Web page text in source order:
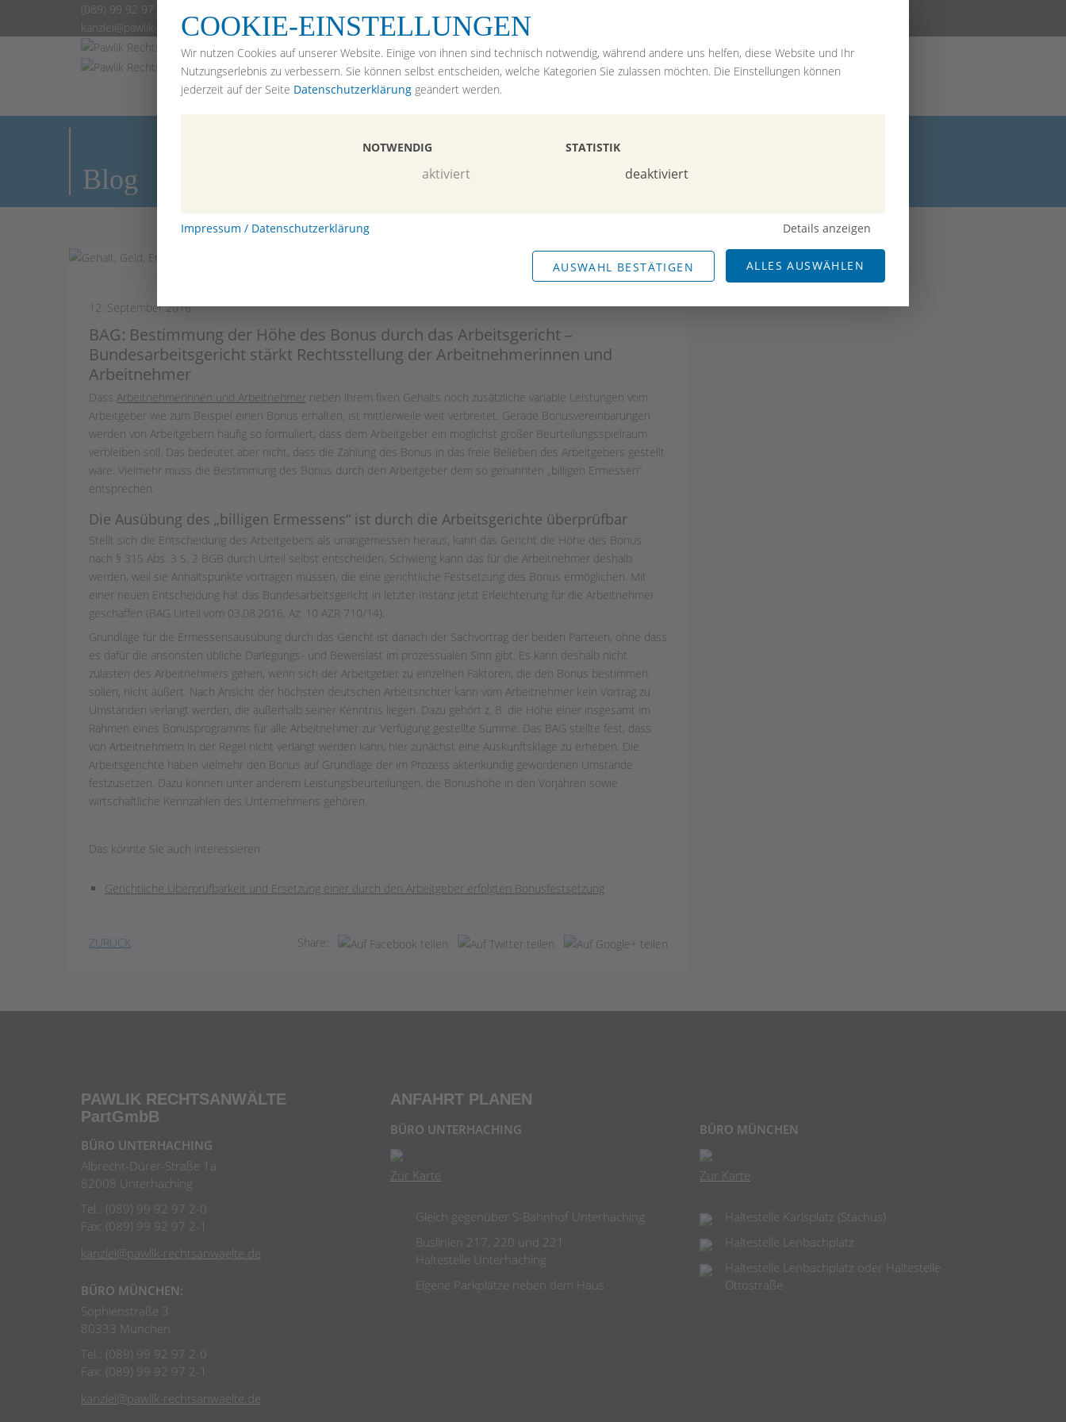
COOKIE-EINSTELLUNGEN
Wir nutzen Cookies auf unserer Website. Einige von ihnen sind technisch notwendig, während andere uns helfen, diese Website und Ihr
Nutzungserlebnis zu verbessern. Sie können selbst entscheiden, welche Kategorien Sie zulassen möchten. Die Einstellungen können
jederzeit auf der Seite Datenschutzerklärung geändert werden.
NOTWENDIG
aktiviert
STATISTIK
deaktiviert
Impressum / Datenschutzerklärung Details anzeigen
AUSWAHL BESTÄTIGEN ALLES AUSWÄHLEN
(089) 99 92 97 2-0
kanzlei@pawlik-rechtsanwaelte.de
Home
Arbeitsrecht
Erbrecht & Vorsorge
Bewertungen
Blog
12. September 2016
BAG: Bestimmung der Höhe des Bonus durch das Arbeitsgericht –
Bundesarbeitsgericht stärkt Rechtsstellung der Arbeitnehmerinnen und
Arbeitnehmer
Dass Arbeitnehmerinnen und Arbeitnehmer neben ihrem fixen Gehalts noch zusätzliche variable Leistungen vom
Arbeitgeber wie zum Beispiel einen Bonus erhalten, ist mittlerweile weit verbreitet. Gerade Bonusvereinbarungen
werden von Arbeitgebern häufig so formuliert, dass dem Arbeitgeber ein möglichst großer Beurteilungsspielraum
verbleiben soll. Das bedeutet aber nicht, dass die Zahlung des Bonus in das freie Belieben des Arbeitgebers gestellt
wäre. Vielmehr muss die Bestimmung des Bonus durch den Arbeitgeber dem so genannten „billigen Ermessen“
entsprechen.
Die Ausübung des „billigen Ermessens“ ist durch die Arbeitsgerichte überprüfbar
Stellt sich die Entscheidung des Arbeitgebers als unangemessen heraus, kann das Gericht die Höhe des Bonus
nach § 315 Abs. 3 S. 2 BGB durch Urteil selbst entscheiden. Schwierig kann das für die Arbeitnehmer deshalb
werden, weil sie Anhaltspunkte vortragen müssen, die eine gerichtliche Festsetzung des Bonus ermöglichen. Mit
einer neuen Entscheidung hat das Bundesarbeitsgericht in letzter Instanz jetzt Erleichterung für die Arbeitnehmer
geschaffen (BAG Urteil vom 03.08.2016, Az: 10 AZR 710/14).
Grundlage für die Ermessensausübung durch das Gericht ist danach der Sachvortrag der beiden Parteien, ohne dass
es dafür die ansonsten übliche Darlegungs- und Beweislast im prozessualen Sinn gibt. Es kann deshalb nicht
zulasten des Arbeitnehmers gehen, wenn sich der Arbeitgeber zu einzelnen Faktoren, die den Bonus bestimmen
sollen, nicht äußert. Nach Ansicht der höchsten deutschen Arbeitsrichter kann vom Arbeitnehmer kein Vortrag zu
Umständen verlangt werden, die außerhalb seiner Kenntnis liegen. Dazu gehört z. B. die Höhe einer insgesamt im
Rahmen eines Bonusprogramms für alle Arbeitnehmer zur Verfügung gestellte Summe. Das BAG stellte fest, dass
von Arbeitnehmern in der Regel nicht verlangt werden kann, hier zunächst eine Auskunftsklage zu erheben. Die
Arbeitsgerichte haben vielmehr den Bonus auf Grundlage der im Prozess aktenkundig gewordenen Umstände
festzusetzen. Dazu können unter anderem Leistungsbeurteilungen, die Bonushöhe in den Vorjahren sowie
wirtschaftliche Kennzahlen des Unternehmens gehören.
Das könnte Sie auch interessieren:
Gerichtliche Überprüfbarkeit und Ersetzung einer durch den Arbeitgeber erfolgten Bonusfestsetzung
ZURÜCK Share:
PAWLIK RECHTSANWÄLTE
PartGmbB
BÜRO UNTERHACHING
Albrecht-Dürer-Straße 1a
82008 Unterhaching
Tel.: (089) 99 92 97 2-0
Fax: (089) 99 92 97 2-1
kanzlei@pawlik-rechtsanwaelte.de
BÜRO MÜNCHEN:
Sophienstraße 3
80333 München
Tel.: (089) 99 92 97 2-0
Fax: (089) 99 92 97 2-1
kanzlei@pawlik-rechtsanwaelte.de
ANFAHRT PLANEN
BÜRO UNTERHACHING
Zur Karte
Gleich gegenüber S-Bahnhof Unterhaching
Buslinien 217, 220 und 221
Haltestelle Unterhaching
Eigene Parkplätze neben dem Haus
BÜRO MÜNCHEN
Zur Karte
Haltestelle Karlsplatz (Stachus)
Haltestelle Lenbachplatz
Haltestelle Lenbachplatz oder Haltestelle
Ottostraße